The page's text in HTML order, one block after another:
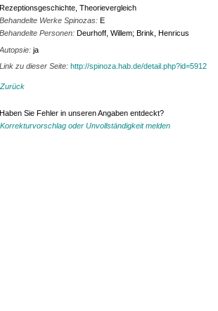
Rezeptionsgeschichte, Theorievergleich
Behandelte Werke Spinozas:E
Behandelte Personen:Deurhoff, Willem; Brink, Henricus
Autopsie:ja
Link zu dieser Seite:http://spinoza.hab.de/detail.php?id=5912
Zurück
Haben Sie Fehler in unseren Angaben entdeckt?
Korrekturvorschlag oder Unvollständigkeit melden